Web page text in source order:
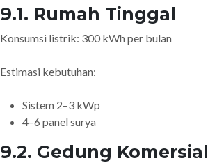
9.1. Rumah Tinggal
Konsumsi listrik: 300 kWh per bulan
Estimasi kebutuhan:
Sistem 2–3 kWp
4–6 panel surya
9.2. Gedung Komersial